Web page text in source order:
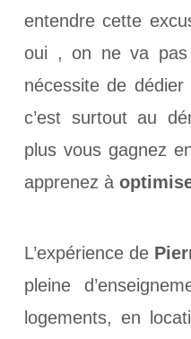
entendre cette
oui , on ne va pas
nécessite de
c’est surtout au
plus vous gagnez
apprenez à
L’expérience de
pleine
logements, en